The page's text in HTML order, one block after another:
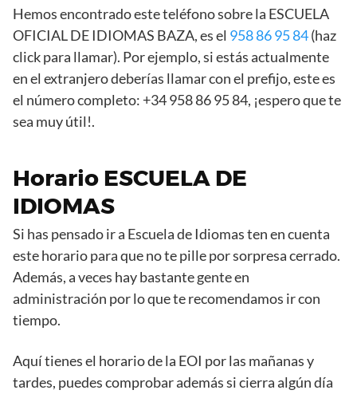
Hemos encontrado este teléfono sobre la ESCUELA
OFICIAL DE IDIOMAS BAZA, es el 958 86 95 84(haz
click para llamar). Por ejemplo, si estás actualmente
en el extranjero deberías llamar con el prefijo, este es
el número completo: +34 958 86 95 84, ¡espero que te
sea muy útil!.
Horario ESCUELA DE
IDIOMAS
Si has pensado ir a Escuela de Idiomas ten en cuenta
este horario para que no te pille por sorpresa cerrado.
Además, a veces hay bastante gente en
administración por lo que te recomendamos ir con
tiempo.
Aquí tienes el horario de la EOI por las mañanas y
tardes, puedes comprobar además si cierra algún día